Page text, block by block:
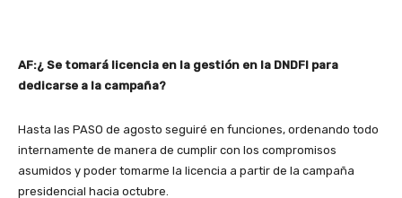
AF:¿ Se tomará licencia en la gestión en la DNDFI para
dedicarse a la campaña?
Hasta las PASO de agosto seguiré en funciones, ordenando todo
internamente de manera de cumplir con los compromisos
asumidos y poder tomarme la licencia a partir de la campaña
presidencial hacia octubre.